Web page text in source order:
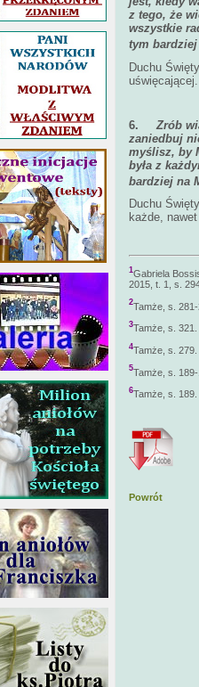
z tego, że
wszystkie
tym
Duchu
uświęcającej.
6. Zrób
zaniedbuj
myślisz, by
była z
bardziej na
Duchu
każde,
1 Gabriela
2015, t. 1, s.
2Tamże, s. 281-
3Tamże, s. 321.
4Tamże, s. 279.
5Tamże, s. 189-
6Tamże, s. 189.
Powrót